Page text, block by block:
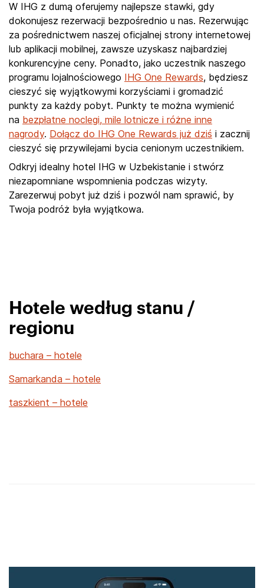
W IHG z dumą oferujemy najlepsze stawki, gdy
dokonujesz rezerwacji bezpośrednio u nas. Rezerwując
za pośrednictwem naszej oficjalnej strony internetowej
lub aplikacji mobilnej, zawsze uzyskasz najbardziej
konkurencyjne ceny. Ponadto, jako uczestnik naszego
programu lojalnościowego IHG One Rewards, będziesz
cieszyć się wyjątkowymi korzyściami i gromadzić
punkty za każdy pobyt. Punkty te można wymienić
na bezpłatne noclegi, mile lotnicze i różne inne
nagrody. Dołącz do IHG One Rewards już dziś i zacznij
cieszyć się przywilejami bycia cenionym uczestnikiem.
Odkryj idealny hotel IHG w Uzbekistanie i stwórz
niezapomniane wspomnienia podczas wizyty.
Zarezerwuj pobyt już dziś i pozwól nam sprawić, by
Twoja podróż była wyjątkowa.
Hotele według stanu /
regionu
buchara – hotele
Samarkanda – hotele
taszkient – hotele